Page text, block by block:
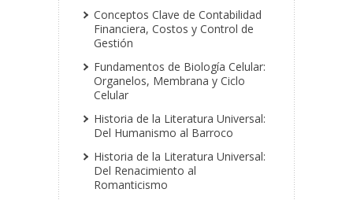
Conceptos Clave de Contabilidad
Financiera, Costos y Control de
Gestión
Fundamentos de Biología Celular:
Organelos, Membrana y Ciclo
Celular
Historia de la Literatura Universal:
Del Humanismo al Barroco
Historia de la Literatura Universal:
Del Renacimiento al
Romanticismo